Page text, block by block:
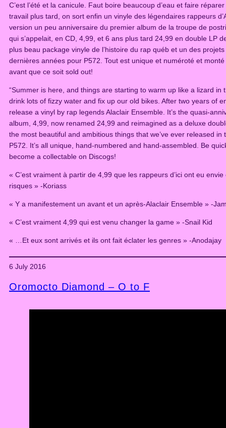
C’est l’été et la canicule. Faut boire beaucoup d’eau et faire
travail plus tard, on sort enfin un vinyle des légendaires rappeurs
version un peu anniversaire du premier album de la troupe de
qui s’appelait, en CD, 4,99, et 6 ans plus tard 24,99 en double LP
plus beau package vinyle de l’histoire du rap québ et un des
dernières années pour P572. Tout est unique et numéroté et
avant que ce soit sold out!
“Summer is here, and things are starting to warm up like a lizard in
drink lots of fizzy water and fix up our old bikes. After two years of
release a vinyl by rap legends Alaclair Ensemble. It’s the quasi-
album, 4,99, now renamed 24,99 and reimagined as a deluxe
the most beautiful and ambitious things that we’ve ever released in
P572. It’s all unique, hand-numbered and hand-assembled. Be
become a collectable on Discogs!
« C’est vraiment à partir de 4,99 que les rappeurs d’ici ont eu
risques » -Koriass
« Y a manifestement un avant et un après-Alaclair Ensemble » -
« C’est vraiment 4,99 qui est venu changer la game » -Snail Kid
« …Et eux sont arrivés et ils ont fait éclater les genres » -Anodajay
6 July 2016
Oromocto Diamond – O to F